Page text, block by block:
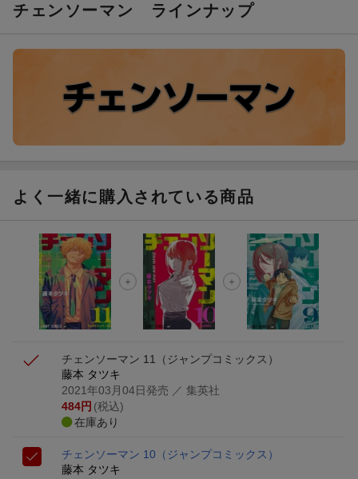
楽天モバイル紹介キャンペーンの拡散で300円OFFクーポン
チェンソーマン ラインナップ
よく一緒に購入されている商品
チェンソーマン 11
（ジャンプコミックス）
藤本 タツキ
2021年03月04日発売 ／ 集英社
484円 (税込)
在庫あり
チェンソーマン 10 （ジャンプコミックス）
藤本 タツキ